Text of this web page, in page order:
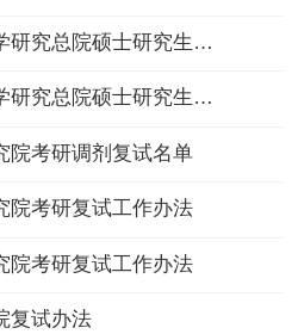
2021年中国建筑材料科学研究总院硕士研究生复试时间的通知
2021年中国建筑材料科学研究总院硕士研究生复试名单第二批
院考研调剂复试名单
院考研复试工作办法
院考研复试工作办法
复试办法